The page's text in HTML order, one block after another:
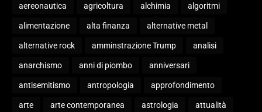
aereonautica agricoltura alchimia algoritmi
alimentazione alta finanza alternative metal
alternative rock amminstrazione Trump analisi
anarchismo anni di piombo anniversari
antisemitismo antropologia approfondimento
arte arte contemporanea astrologia attualità